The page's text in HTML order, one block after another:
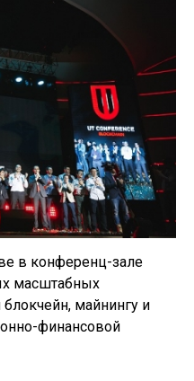
в конференц-зале
масштабных
майнингу и
финансовой